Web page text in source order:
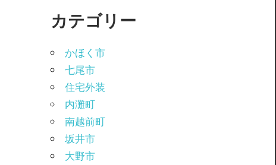
カテゴリー
かほく市
七尾市
住宅外装
内灘町
南越前町
坂井市
大野市